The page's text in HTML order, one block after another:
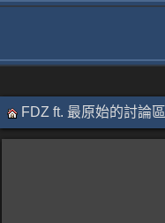
FDZ ft. 最原始的討論區